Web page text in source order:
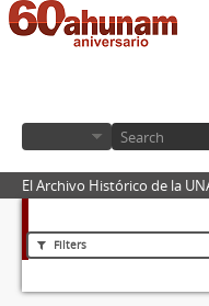
El Archivo Histórico de la
Filters